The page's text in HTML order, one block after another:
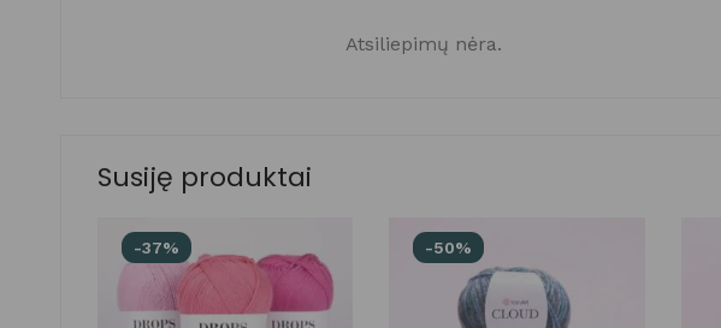
Atsiliepimų nėra.
Susiję produktai
-37% -50%